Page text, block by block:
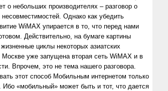
о небольших производителях – разговор о
Однако как убедить
WiMAX упирается в то, что перед нами
Действительно, на бумаге картины
циклы некоторых азиатских
уже запущена вторая сеть WiMAX и в
Впрочем, это не тема нашего разговора.
этот способ Мобильным интернетом только
«мобильный» может быть и тот, что дается